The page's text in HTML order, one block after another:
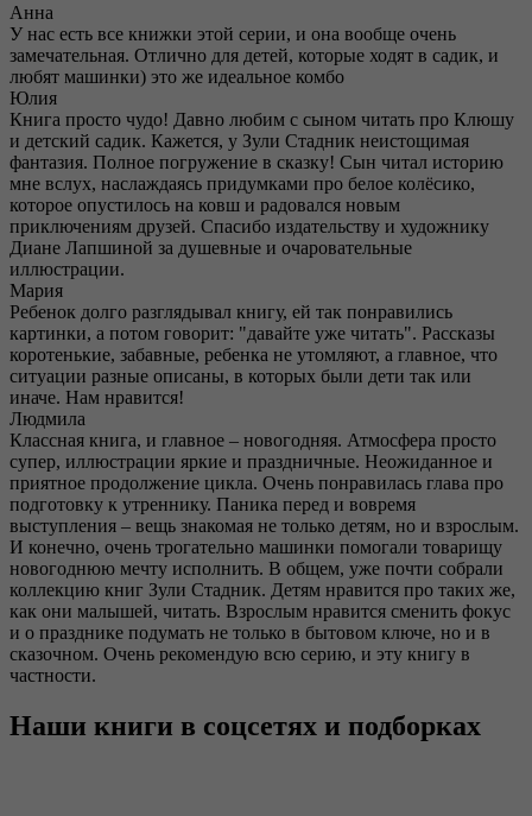
Анна
У нас есть все книжки этой серии, и она вообще очень
замечательная. Отлично для детей, которые ходят в садик, и
любят машинки) это же идеальное комбо
Юлия
Книга просто чудо! Давно любим с сыном читать про Клюшу
и детский садик. Кажется, у Зули Стадник неистощимая
фантазия. Полное погружение в сказку! Сын читал историю
мне вслух, наслаждаясь придумками про белое колёсико,
которое опустилось на ковш и радовался новым
приключениям друзей. Спасибо издательству и художнику
Диане Лапшиной за душевные и очаровательные
иллюстрации.
Мария
Ребенок долго разглядывал книгу, ей так понравились
картинки, а потом говорит: "давайте уже читать". Рассказы
коротенькие, забавные, ребенка не утомляют, а главное, что
ситуации разные описаны, в которых были дети так или
иначе. Нам нравится!
Людмила
Классная книга, и главное – новогодняя. Атмосфера просто
супер, иллюстрации яркие и праздничные. Неожиданное и
приятное продолжение цикла. Очень понравилась глава про
подготовку к утреннику. Паника перед и вовремя
выступления – вещь знакомая не только детям, но и взрослым.
И конечно, очень трогательно машинки помогали товарищу
новогоднюю мечту исполнить. В общем, уже почти собрали
коллекцию книг Зули Стадник. Детям нравится про таких же,
как они малышей, читать. Взрослым нравится сменить фокус
и о празднике подумать не только в бытовом ключе, но и в
сказочном. Очень рекомендую всю серию, и эту книгу в
частности.
Наши книги в соцсетях и подборках